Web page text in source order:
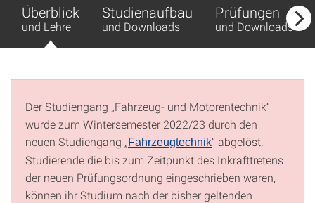
Überblick
und Lehre
Studienaufbau
und Downloads
Prüfungen
und Downloads
Der Studiengang „Fahrzeug- und Motorentechnik“
wurde zum Wintersemester 2022/23 durch den
neuen Studiengang „Fahrzeugtechnik“ abgelöst.
Studierende die bis zum Zeitpunkt des Inkrafttretens
der neuen Prüfungsordnung eingeschrieben waren,
können ihr Studium nach der bisher geltenden